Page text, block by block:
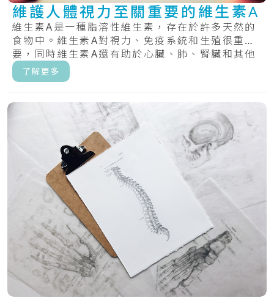
維護人體視力至關重要的維生素A
維生素A是一種脂溶性維生素，存在於許多天然的
食物中。維生素A對視力、免疫系統和生殖很重
要，同時維生素A還有助於心臟、肺、腎臟和其他
器官正.....
了解更多